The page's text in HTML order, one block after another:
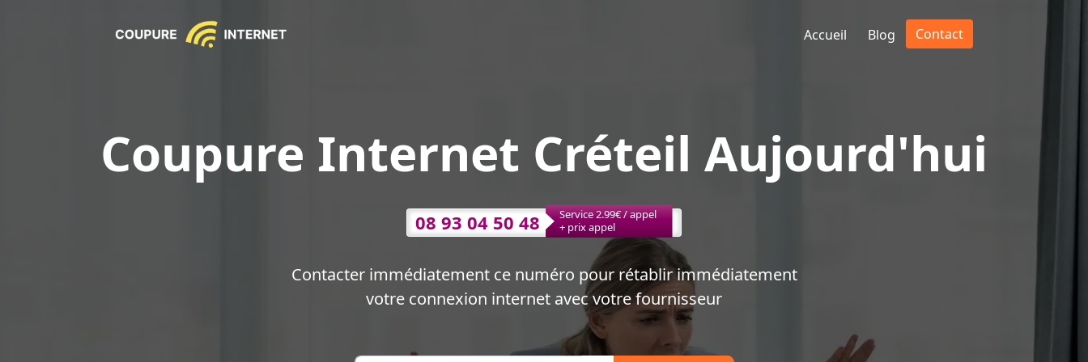
Accueil Blog Contact
Coupure Internet Créteil Aujourd'hui
08 93 04 50 48
Service 2.99€ / appel
+ prix appel
Contacter immédiatement ce numéro pour rétablir immédiatement
votre connexion internet avec votre fournisseur